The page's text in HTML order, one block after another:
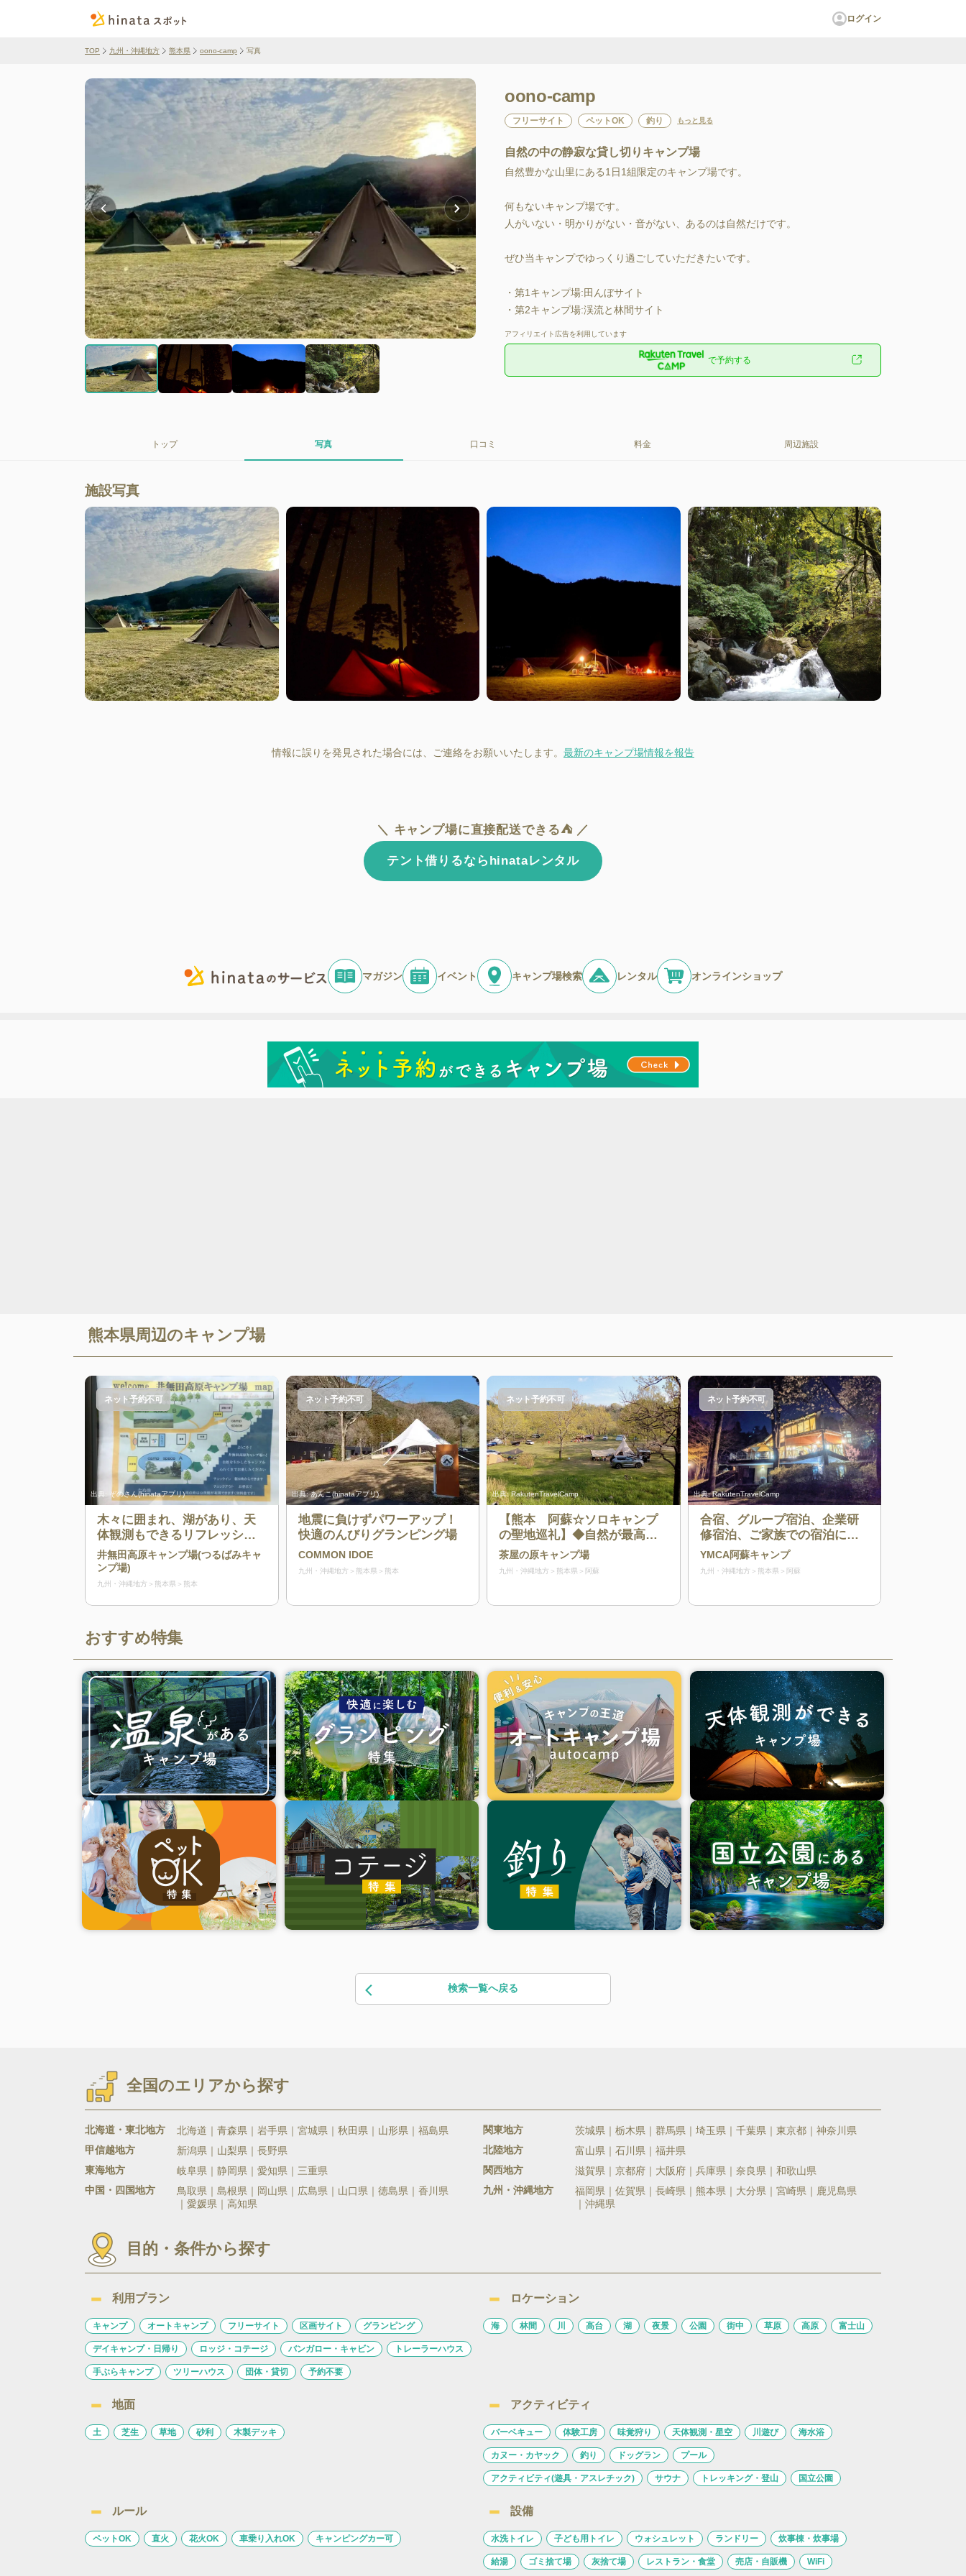
ログイン
TOP 九州・沖縄地方 熊本県 oono-camp 写真
oono-camp
フリーサイト ペットOK 釣り もっと見る
自然の中の静寂な貸し切りキャンプ場
自然豊かな山里にある1日1組限定のキャンプ場です。
何もないキャンプ場です。
人がいない・明かりがない・音がない、あるのは自然だけです。
ぜひ当キャンプでゆっくり過ごしていただきたいです。
・第1キャンプ場:田んぼサイト
・第2キャンプ場:渓流と林間サイト
アフィリエイト広告を利用しています
で予約する
トップ 写真 口コミ 料金 周辺施設
施設写真
情報に誤りを発見された場合には、ご連絡をお願いいたします。 最新のキャンプ場情報を報告
＼ キャンプ場に直接配送できる⛺ ／
テント借りるならhinataレンタル
マガジン イベント キャンプ場検索 レンタル オンラインショップ
熊本県周辺のキャンプ場
出典: ぞのさん(hinataアプリ)
ネット予約不可
木々に囲まれ、湖があり、天
体観測もできるリフレッシュ
に最適なキャンプ場
井無田高原キャンプ場(つるばみキャ
ンプ場)
九州・沖縄地方 熊本県 熊本
出典:あんこ(hinataアプリ)
ネット予約不可
地震に負けずパワーアップ！
快適のんびりグランピング場
COMMON IDOE
九州・沖縄地方 熊本県 熊本
出典:RakutenTravelCamp
ネット予約不可
【熊本 阿蘇☆ソロキャンプ
の聖地巡礼】◆自然が最高の
贅沢！阿蘇の雄大な自然と満
天の星空◆
茶屋の原キャンプ場
九州・沖縄地方 熊本県 阿蘇
出典:RakutenTravelCamp
ネット予約不可
合宿、グループ宿泊、企業研
修宿泊、ご家族での宿泊に最
適です。
YMCA阿蘇キャンプ
九州・沖縄地方 熊本県 阿蘇
おすすめ特集
検索一覧へ戻る
全国のエリアから探す
北海道・東北地方 北海道 青森県 岩手県 宮城県 秋田県 山形県 福島県 関東地方 茨城県 栃木県 群馬県 埼玉県 千葉県 東京都
神奈川県
甲信越地方
新潟県 山梨県 長野県 北陸地方 富山県 石川県
福井県
東海地方
岐阜県 静岡県 愛知県 三重県 関西地方 滋賀県 京都府 大阪府 兵庫県 奈良県
和歌山県
中国・四国地方
鳥取県 島根県 岡山県 広島県 山口県 徳島県
香川県
愛媛県
高知県
九州・沖縄地方 福岡県 佐賀県 長崎県 熊本県 大分県 宮崎県
鹿児島県
沖縄県
目的・条件から探す
利用プラン
キャンプ オートキャンプ フリーサイト 区画サイト グランピング
デイキャンプ・日帰り ロッジ・コテージ バンガロー・キャビン トレーラーハウス
手ぶらキャンプ ツリーハウス 団体・貸切 予約不要
ロケーション
海 林間 川 高台 湖 夜景 公園 街中 草原 高原 富士山
地面
土 芝生 草地 砂利 木製デッキ
アクティビティ
バーベキュー 体験工房 味覚狩り 天体観測・星空 川遊び 海水浴
カヌー・カヤック 釣り ドッグラン プール
アクティビティ(遊具・アスレチック) サウナ トレッキング・登山 国立公園
ルール
ペットOK 直火 花火OK 車乗り入れOK キャンピングカー可
設備
水洗トイレ 子ども用トイレ ウォシュレット ランドリー 炊事棟・炊事場
給湯 ゴミ捨て場 灰捨て場 レストラン・食堂 売店・自販機 WiFi